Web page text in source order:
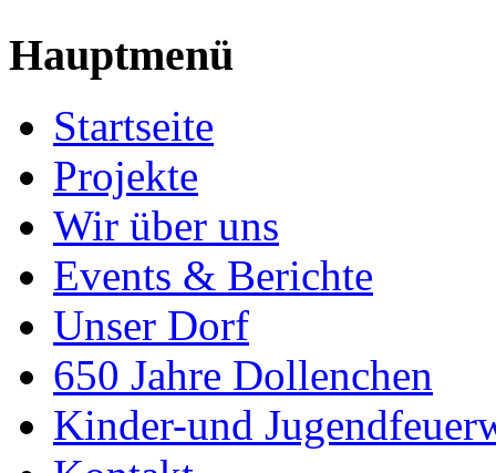
Hauptmenü
Startseite
Projekte
Wir über uns
Events & Berichte
Unser Dorf
650 Jahre Dollenchen
Kinder-und